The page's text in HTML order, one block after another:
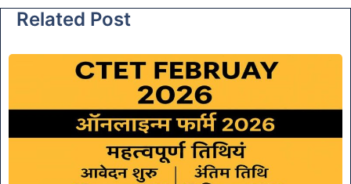
Related Post